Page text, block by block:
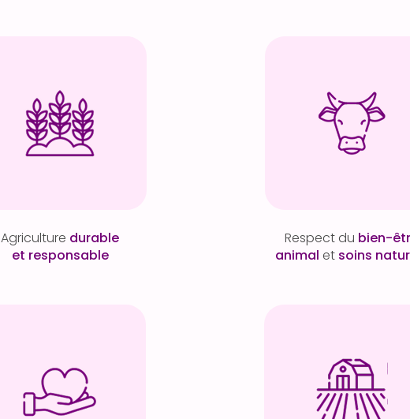
Agriculture durable
et responsable
Respect du bien-
animal et soins